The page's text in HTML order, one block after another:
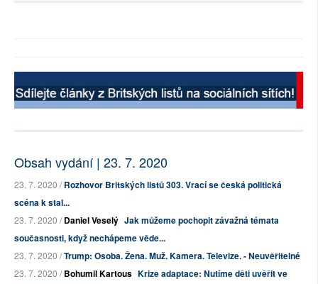
Obsah vydání | 23. 7. 2020
23. 7. 2020 /Rozhovor Britských listů 303. Vrací se česká politická
scéna k stal...
23. 7. 2020 /Daniel Veselý Jak můžeme pochopit závažná témata
současnosti, když nechápeme věde...
23. 7. 2020 /Trump: Osoba. Žena. Muž. Kamera. Televize. - Neuvěřitelné
23. 7. 2020 /Bohumil Kartous Krize adaptace: Nutíme děti uvěřit ve